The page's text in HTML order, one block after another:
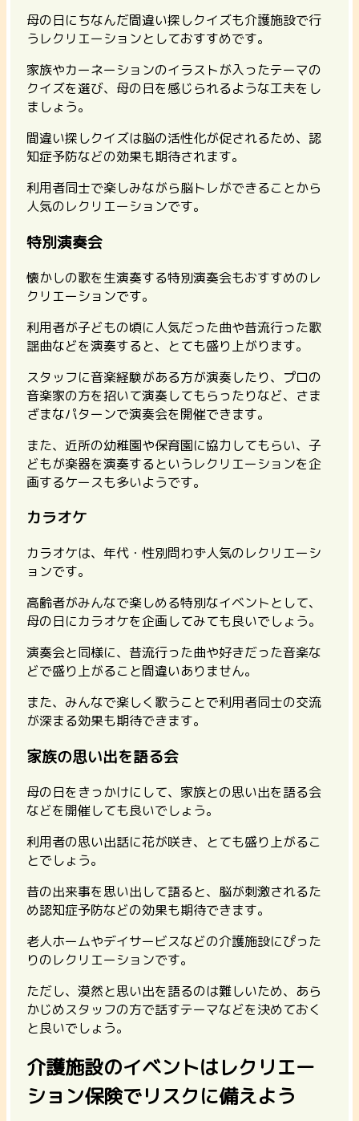
母の日にちなんだ間違い探しクイズも介護施設で行
うレクリエーションとしておすすめです。
家族やカーネーションのイラストが入ったテーマの
クイズを選び、母の日を感じられるような工夫をし
ましょう。
間違い探しクイズは脳の活性化が促されるため、認
知症予防などの効果も期待されます。
利用者同士で楽しみながら脳トレができることから
人気のレクリエーションです。
特別演奏会
懐かしの歌を生演奏する特別演奏会もおすすめのレ
クリエーションです。
利用者が子どもの頃に人気だった曲や昔流行った歌
謡曲などを演奏すると、とても盛り上がります。
スタッフに音楽経験がある方が演奏したり、プロの
音楽家の方を招いて演奏してもらったりなど、さま
ざまなパターンで演奏会を開催できます。
また、 近所の幼稚園や保育園に協力してもらい、子
どもが楽器を演奏するというレクリエーションを企
画するケースも多いようです。
カラオケ
カラオケは、年代・性別問わず人気のレクリエーシ
ョンです。
高齢者がみんなで楽しめる特別なイベントとして、
母の日にカラオケを企画してみても良いでしょう。
演奏会と同様に、昔流行った曲や好きだった音楽な
どで盛り上がること間違いありません。
また、みんなで楽しく歌うことで利用者同士の交流
が深まる効果も期待できます。
家族の思い出を語る会
母の日をきっかけにして、家族との思い出を語る会
などを開催しても良いでしょう。
利用者の思い出話に花が咲き、とても盛り上がるこ
とでしょう。
昔の出来事を思い出して語ると、脳が刺激されるた
め認知症予防などの効果も期待できます。
老人ホームやデイサービスなどの介護施設にぴった
りのレクリエーションです。
ただし、漠然と思い出を語るのは難しいため、あら
かじめスタッフの方で話すテーマなどを決めておく
と良いでしょう。
介護施設のイベントはレクリエー
ション保険でリスクに備えよう